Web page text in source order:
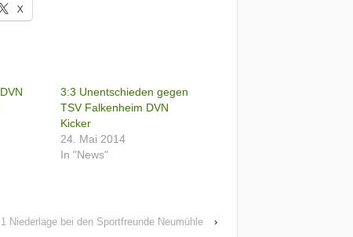
X
3:3 Unentschieden gegen
TSV Falkenheim DVN
Kicker
24. Mai 2014
In "News"
Niederlage bei den Sportfreunde Neumühle
›